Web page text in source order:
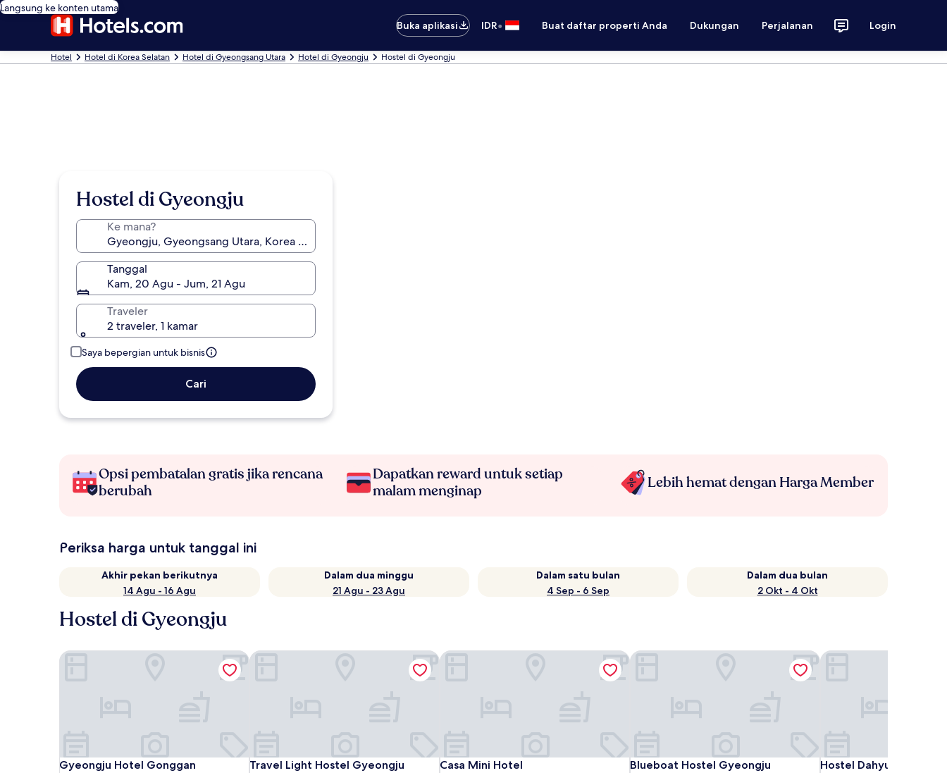
Langsung ke konten utama
Buka aplikasi
IDR• Buat daftar properti Anda Dukungan Perjalanan Login
Hotel Hotel di Korea Selatan Hotel di Gyeongsang Utara Hotel di Gyeongju Hostel di Gyeongju
Hostel di Gyeongju
Ke mana?
Tanggal
Kam, 20 Agu - Jum, 21 Agu
Traveler
2 traveler, 1 kamar
Saya bepergian untuk bisnis
Cari
Opsi pembatalan gratis jika rencana
berubah
Dapatkan reward untuk setiap
malam menginap
Lebih hemat dengan Harga Member
Periksa harga untuk tanggal ini
Akhir pekan berikutnya
14 Agu - 16 Agu
Dalam dua minggu
21 Agu - 23 Agu
Dalam satu bulan
4 Sep - 6 Sep
Dalam dua bulan
2 Okt - 4 Okt
Hostel di Gyeongju
Gyeongju Hotel Gonggan
Gyeongju Hotel Gonggan
Gyeongju Hotel Gonggan
Travel Light Hostel Gyeongju
Travel Light Hostel Gyeongju
Travel Light Hostel Gyeongju
Casa Mini Hotel
Casa Mini Hotel
Casa Mini Hotel
Blueboat Hostel Gyeongju
Blueboat Hostel Gyeongju
Blueboat Hostel Gyeongju
Hostel Dahyun
Hostel Dahyun
Hostel Dahyun